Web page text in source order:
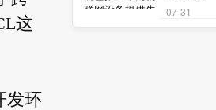
这
发环
07-31